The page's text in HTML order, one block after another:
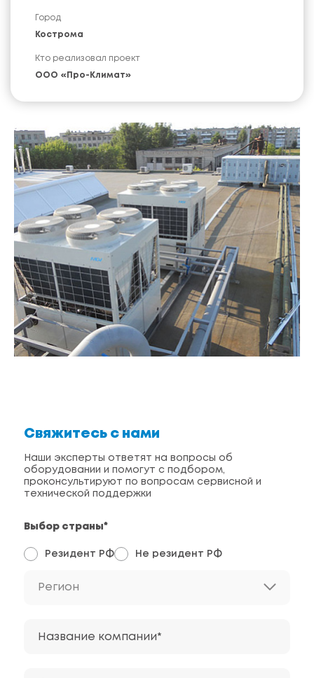
Город
Кострома
Кто реализовал проект
ООО «Про-Климат»
Свяжитесь с нами
Наши эксперты ответят на вопросы об
оборудовании и помогут с подбором,
проконсультируют по вопросам сервисной и
технической поддержки
Выбор страны*
Резидент РФ Не резидент РФ
Регион
Название компании*